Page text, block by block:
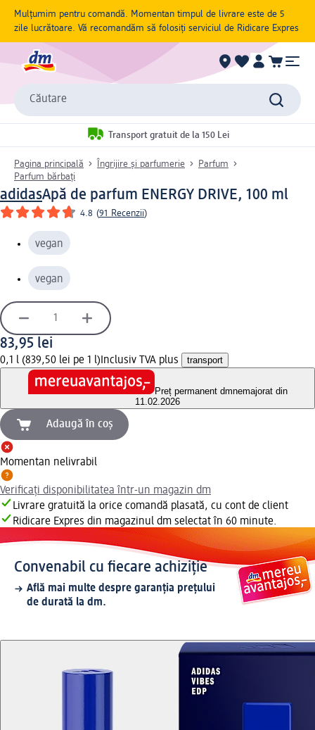
Mulțumim pentru comandă. Momentan timpul de livrare este de 5
zile lucrătoare. Vă recomandăm să folosiți serviciul de Ridicare Expres
Căutare
Transport gratuit de la 150 Lei
Pagina principală Îngrijire și parfumerie
Parfum
Parfum bărbați
adidasApă de parfum ENERGY DRIVE, 100 ml
4.8 (91 Recenzii)
vegan
vegan
83,95 lei
0,1 l (839,50 lei pe 1 l) Inclusiv TVA plus transport
Preț permanent dmnemajorat din
11.02.2026
Adaugă în coș
Momentan nelivrabil
Verificați disponibilitatea într-un magazin dm
Livrare gratuită la orice comandă plasată, cu cont de client
Ridicare Expres din magazinul dm selectat în 60 minute.
Convenabil cu fiecare achiziție
Află mai multe despre garanția prețului
de durată la dm.